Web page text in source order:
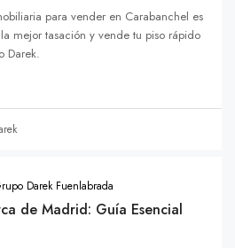
para vender en Carabanchel es
mejor tasación y vende tu piso rápido
Darek.
Darek Fuenlabrada
de Madrid: Guía Esencial